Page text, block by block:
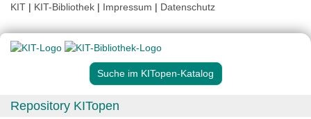
KIT | KIT-Bibliothek | Impressum | Datenschutz
Suche im KITopen-Katalog
Repository KITopen